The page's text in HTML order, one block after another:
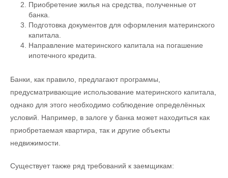
Приобретение жилья на средства, полученные от
банка.
Подготовка документов для оформления материнского
капитала.
Направление материнского капитала на погашение
ипотечного кредита.
Банки, как правило, предлагают программы,
предусматривающие использование материнского капитала,
однако для этого необходимо соблюдение определённых
условий. Например, в залоге у банка может находиться как
приобретаемая квартира, так и другие объекты
недвижимости.
Существует также ряд требований к заемщикам: